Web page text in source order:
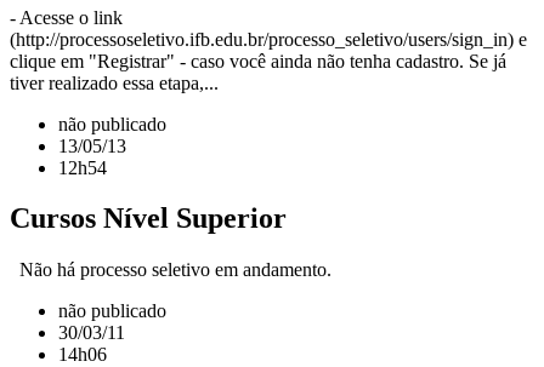
- Acesse o link
(http://processoseletivo.ifb.edu.br/processo_seletivo/users/sign_in) e
clique em "Registrar" - caso você ainda não tenha cadastro. Se já
tiver realizado essa etapa,...
não publicado
13/05/13
12h54
Cursos Nível Superior
Não há processo seletivo em andamento.
não publicado
30/03/11
14h06